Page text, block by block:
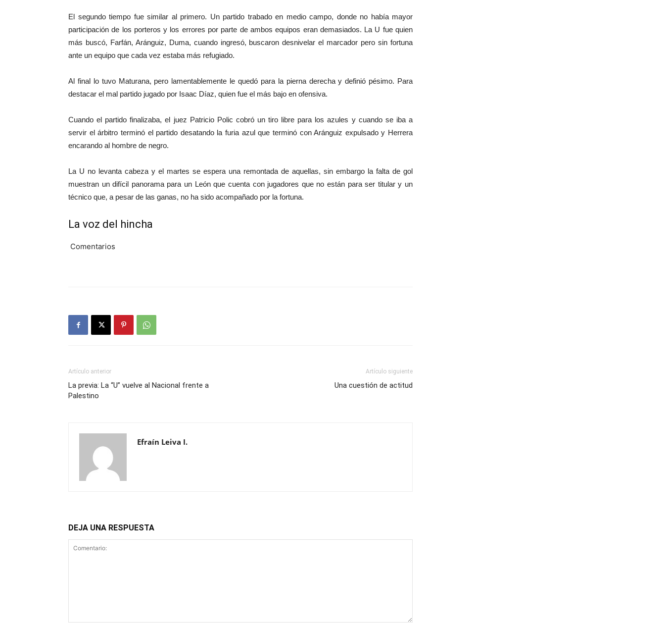
El segundo tiempo fue similar al primero. Un partido trabado en medio campo, donde no había mayor
participación de los porteros y los errores por parte de ambos equipos eran demasiados. La U fue quien
más buscó, Farfán, Aránguiz, Duma, cuando ingresó, buscaron desnivelar el marcador pero sin fortuna
ante un equipo que cada vez estaba más refugiado.
Al final lo tuvo Maturana, pero lamentablemente le quedó para la pierna derecha y definió pésimo. Para
destacar el mal partido jugado por Isaac Díaz, quien fue el más bajo en ofensiva.
Cuando el partido finalizaba, el juez Patricio Polic cobró un tiro libre para los azules y cuando se iba a
servir el árbitro terminó el partido desatando la furia azul que terminó con Aránguiz expulsado y Herrera
encarando al hombre de negro.
La U no levanta cabeza y el martes se espera una remontada de aquellas, sin embargo la falta de gol
muestran un difícil panorama para un León que cuenta con jugadores que no están para ser titular y un
técnico que, a pesar de las ganas, no ha sido acompañado por la fortuna.
La voz del hincha
Comentarios
Artículo anterior
La previa: La “U” vuelve al Nacional frente a
Palestino
Artículo siguiente
Una cuestión de actitud
Efraín Leiva I.
DEJA UNA RESPUESTA